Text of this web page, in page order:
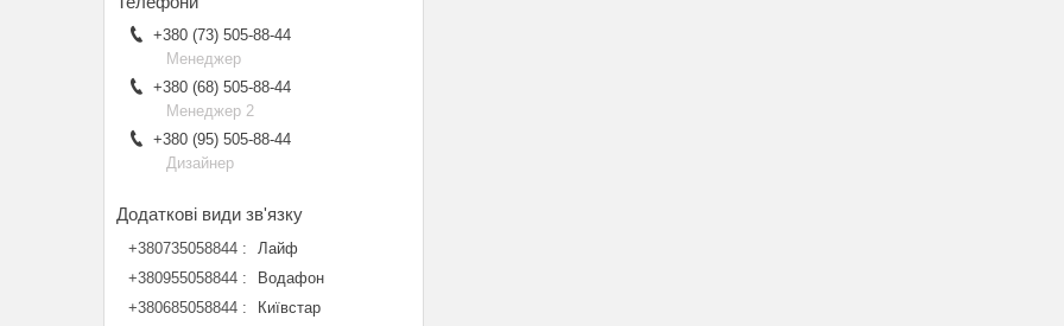
+380 (73) 505-88-44
Менеджер
+380 (68) 505-88-44
Менеджер 2
+380 (95) 505-88-44
Дизайнер
+380735058844
Лайф
+380955058844
Водафон
+380685058844
Київстар